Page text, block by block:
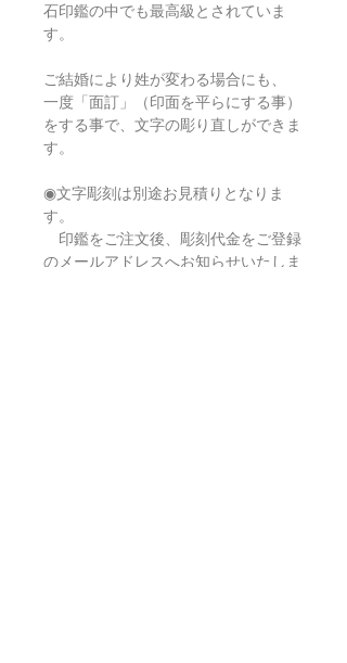
石印鑑の中でも最高級とされていま
す。
ご結婚により姓が変わる場合にも、
一度「面訂」（印面を平らにする事）
をする事で、文字の彫り直しができま
す。
◉文字彫刻は別途お見積りとなりま
す。
印鑑をご注文後、彫刻代金をご登録
のメールアドレスへお知らせいたしま